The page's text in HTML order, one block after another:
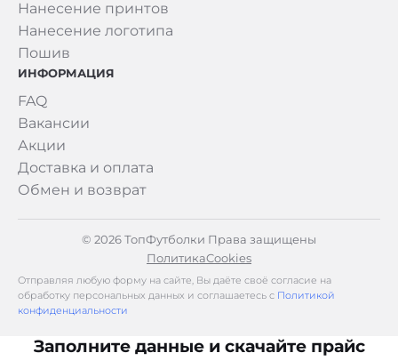
Нанесение принтов
Нанесение логотипа
Пошив
ИНФОРМАЦИЯ
FAQ
Вакансии
Акции
Доставка и оплата
Обмен и возврат
© 2026 ТопФутболки Права защищены
ПолитикаCookies
Отправляя любую форму на сайте, Вы даёте своё согласие на
обработку персональных данных и соглашаетесь с Политикой
конфиденциальности
Заполните данные и скачайте прайс